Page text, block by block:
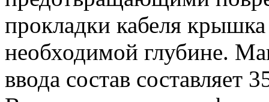
прокладки кабеля
необходимой глубине.
ввода состав составляет